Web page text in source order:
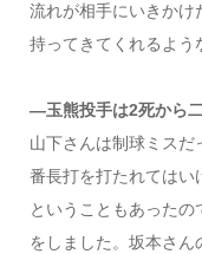
流れが相手にいきかけ
持ってきてくれるよう
―玉熊投手は2死から
山下さんは制球ミス
番長打を打たれてはい
ということもあった
をしました。坂本さん